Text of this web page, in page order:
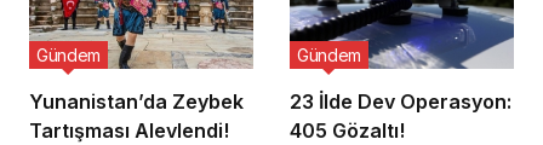
Yunanistan’da Zeybek
Tartışması Alevlendi!
Gündem
23 İlde Dev Operasyon:
405 Gözaltı!
Gündem